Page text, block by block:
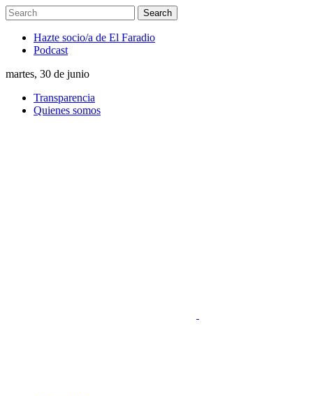
Hazte socio/a de El Faradio
Podcast
martes, 30 de junio
Transparencia
Quienes somos